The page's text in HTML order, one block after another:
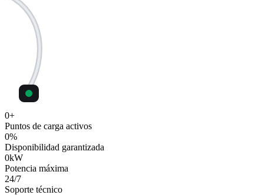
0+
Puntos de carga activos
0%
Disponibilidad garantizada
0kW
Potencia máxima
24/7
Soporte técnico